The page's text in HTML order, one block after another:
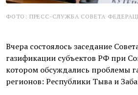
ФОТО: ПРЕСС-СЛУЖБА СОВЕТА
Вчера состоялось заседание
газификации субъектов РФ при
котором обсуждались проблемы
регионов: Республики Тыва и